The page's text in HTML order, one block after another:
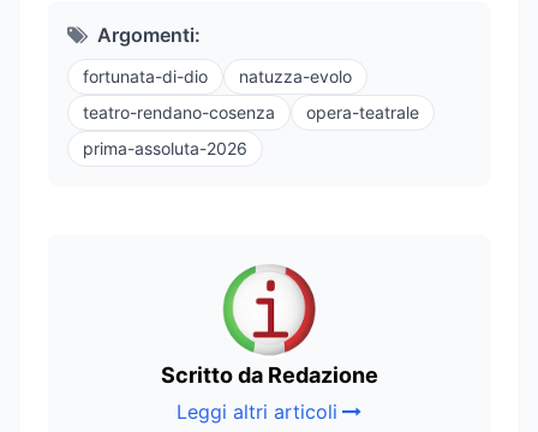
Argomenti:
fortunata-di-dio
natuzza-evolo
teatro-rendano-cosenza
opera-teatrale
prima-assoluta-2026
Scritto da Redazione
Leggi altri articoli